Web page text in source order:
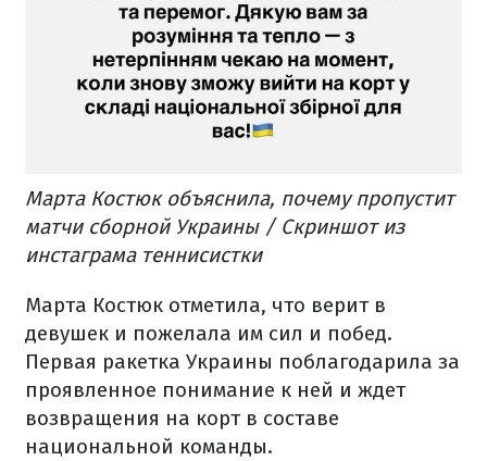
Марта Костюк объяснила, почему пропустит
матчи сборной Украины / Скриншот из
инстаграма теннисистки
Марта Костюк отметила, что верит в
девушек и пожелала им сил и побед.
Первая ракетка Украины поблагодарила за
проявленное понимание к ней и ждет
возвращения на корт в составе
национальной команды.